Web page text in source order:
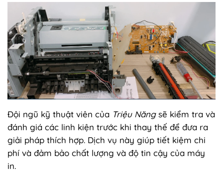
Đội ngũ kỹ thuật viên của Triệu Năngsẽ kiểm tra và
đánh giá các linh kiện trước khi thay thế để đưa ra
giải pháp thích hợp. Dịch vụ này giúp tiết kiệm chi
phí và đảm bảo chất lượng và độ tin cậy của máy
in.